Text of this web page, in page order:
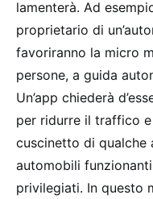
lamenterà. Ad
proprietario di
favoriranno la micro
persone, a guida
Un’app chiederà
per ridurre il traffico
cuscinetto di qualche
automobili
privilegiati. In questo